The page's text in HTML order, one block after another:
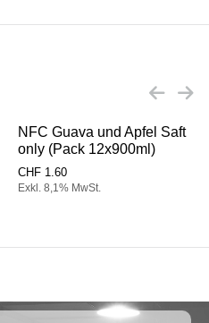
NFC Guava und Apfel Saft
only (Pack 12x900ml)
CHF 1.60
Exkl. 8,1% MwSt.